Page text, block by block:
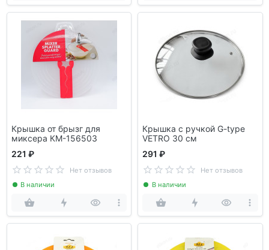
Крышка от брызг для
миксера КМ-156503
221 ₽
Нет отзывов
В наличии
Крышка с ручкой G-type
VETRO 30 см
291 ₽
Нет отзывов
В наличии